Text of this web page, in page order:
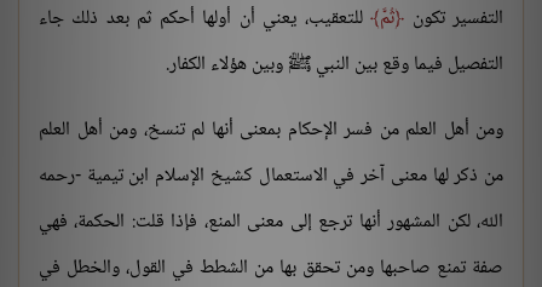
التفسير تكون ثُمَّ للتعقيب، يعني أن أولها أحكم ثم بعد ذلك جاء
التفصيل فيما وقع بين النبي ﷺ وبين هؤلاء الكفار.
ومن أهل العلم من فسر الإحكام بمعنى أنها لم تنسخ، ومن أهل العلم
من ذكر لها معنى آخر في الاستعمال كشيخ الإسلام ابن تيمية -رحمه
الله، لكن المشهور أنها ترجع إلى معنى المنع، فإذا قلت: الحكمة، فهي
صفة تمنع صاحبها ومن تحقق بها من الشطط في القول، والخطل في